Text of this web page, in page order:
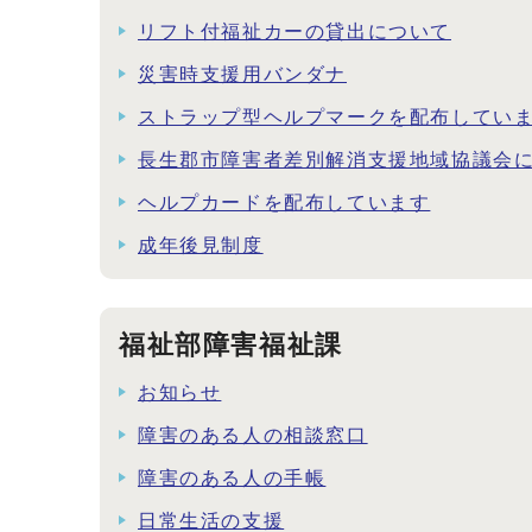
リフト付福祉カーの貸出について
災害時支援用バンダナ
ストラップ型ヘルプマークを配布してい
長生郡市障害者差別解消支援地域協議会
ヘルプカードを配布しています
成年後見制度
福祉部障害福祉課
お知らせ
障害のある人の相談窓口
障害のある人の手帳
日常生活の支援